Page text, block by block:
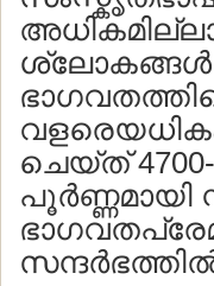
ശ്ലോകങ്ങള്‍
ചെയ്ത്
പൂര്‍ണ്ണമായി